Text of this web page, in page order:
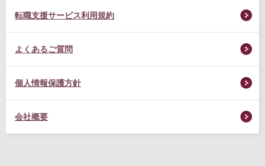
転職支援サービス利用規約
よくあるご質問
個人情報保護方針
会社概要